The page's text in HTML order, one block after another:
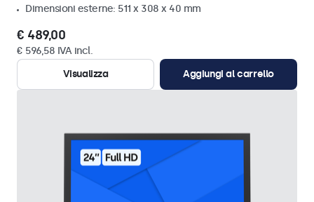
Dimensioni esterne: 511 x 308 x 40 mm
€ 489,00
€ 596,58 IVA incl.
Visualizza
Aggiungi al carrello